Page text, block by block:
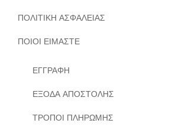
ΠΟΛΙΤΙΚΗ ΑΣΦΑΛΕΙΑΣ
ΠΟΙΟΙ ΕΙΜΑΣΤΕ
ΕΓΓΡΑΦΗ
ΕΞΟΔΑ ΑΠΟΣΤΟΛΗΣ
ΤΡΟΠΟΙ ΠΛΗΡΩΜΗΣ